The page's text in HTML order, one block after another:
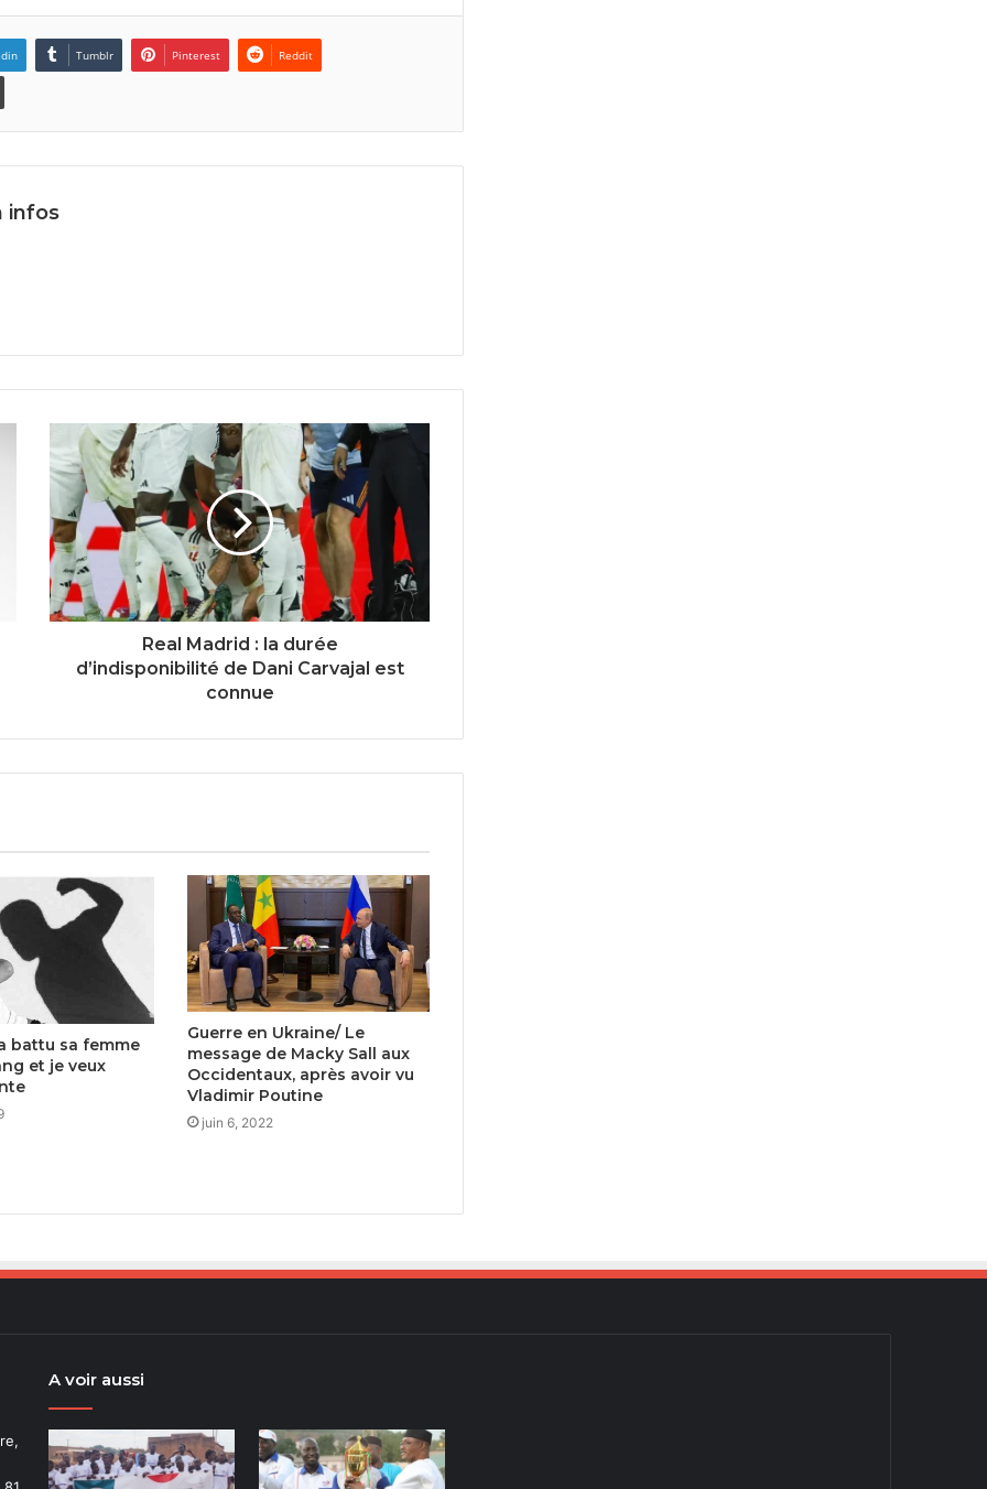
Tumblr Pinterest Reddit
infos
Real Madrid : la durée
d’indisponibilité de Dani Carvajal est
connue
battu sa femme
et je veux
Guerre en Ukraine/ Le
message de Macky Sall aux
Occidentaux, après avoir vu
Vladimir Poutine
juin 6, 2022
A voir aussi